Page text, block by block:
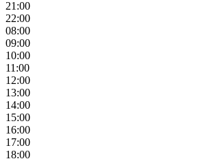
21:00
22:00
08:00
09:00
10:00
11:00
12:00
13:00
14:00
15:00
16:00
17:00
18:00